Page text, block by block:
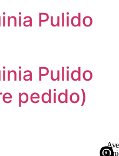
Pulido
Pulido
pedido)